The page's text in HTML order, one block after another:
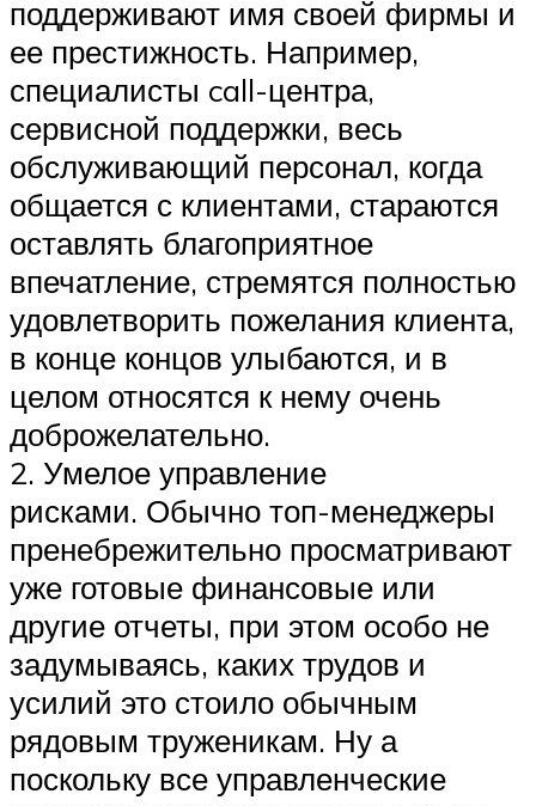
поддерживают имя своей фирмы и
ее престижность. Например,
специалисты call-центра,
сервисной поддержки, весь
обслуживающий персонал, когда
общается с клиентами, стараются
оставлять благоприятное
впечатление, стремятся полностью
удовлетворить пожелания клиента,
в конце концов улыбаются, и в
целом относятся к нему очень
доброжелательно.
2. Умелое управление
рисками. Обычно топ-менеджеры
пренебрежительно просматривают
уже готовые финансовые или
другие отчеты, при этом особо не
задумываясь, каких трудов и
усилий это стоило обычным
рядовым труженикам. Ну а
поскольку все управленческие